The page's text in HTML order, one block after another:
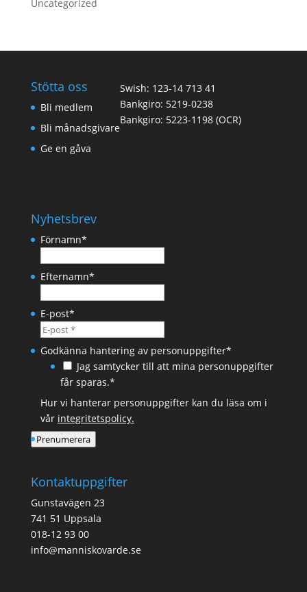
Uncategorized
Stötta oss
Bli medlem
Bli månadsgivare
Ge en gåva
Swish: 123-14 713 41
Bankgiro: 5219-0238
Bankgiro: 5223-1198 (OCR)
Nyhetsbrev
Förnamn*
Efternamn*
E-post*
Godkänna hantering av personuppgifter*
Jag samtycker till att mina personuppgifter
får sparas.*
Hur vi hanterar personuppgifter kan du läsa om i
vår integritetspolicy.
Prenumerera
Kontaktuppgifter
Gunstavägen 23
741 51 Uppsala
018-12 93 00
info@manniskovarde.se